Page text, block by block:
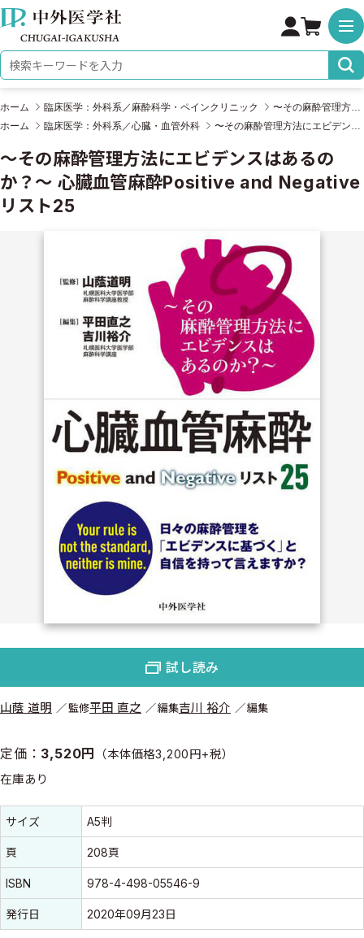
株式会社 中外医学社
検索キーワード
ホーム 臨床医学：外科系／麻酔科学・ペインクリニック
〜その麻酔管理方法にエビデンスはあるのか？〜 心臓血管麻酔Positive and Negativeリスト25
ホーム
臨床医学：外科系／心臓・血管外科
〜その麻酔管理方法にエビデンスはあるの
か？〜 心臓血管麻酔Positive and Negative
リスト25
山蔭 道明 監修平田 直之 編集吉川 裕介 編集
定価： 3,520円 （本体価格3,200円+税）
在庫あり
書誌情報
書誌情報
サイズ A5判
頁 208頁
ISBN 978-4-498-05546-9
発行日 2020年09月23日
試し読み